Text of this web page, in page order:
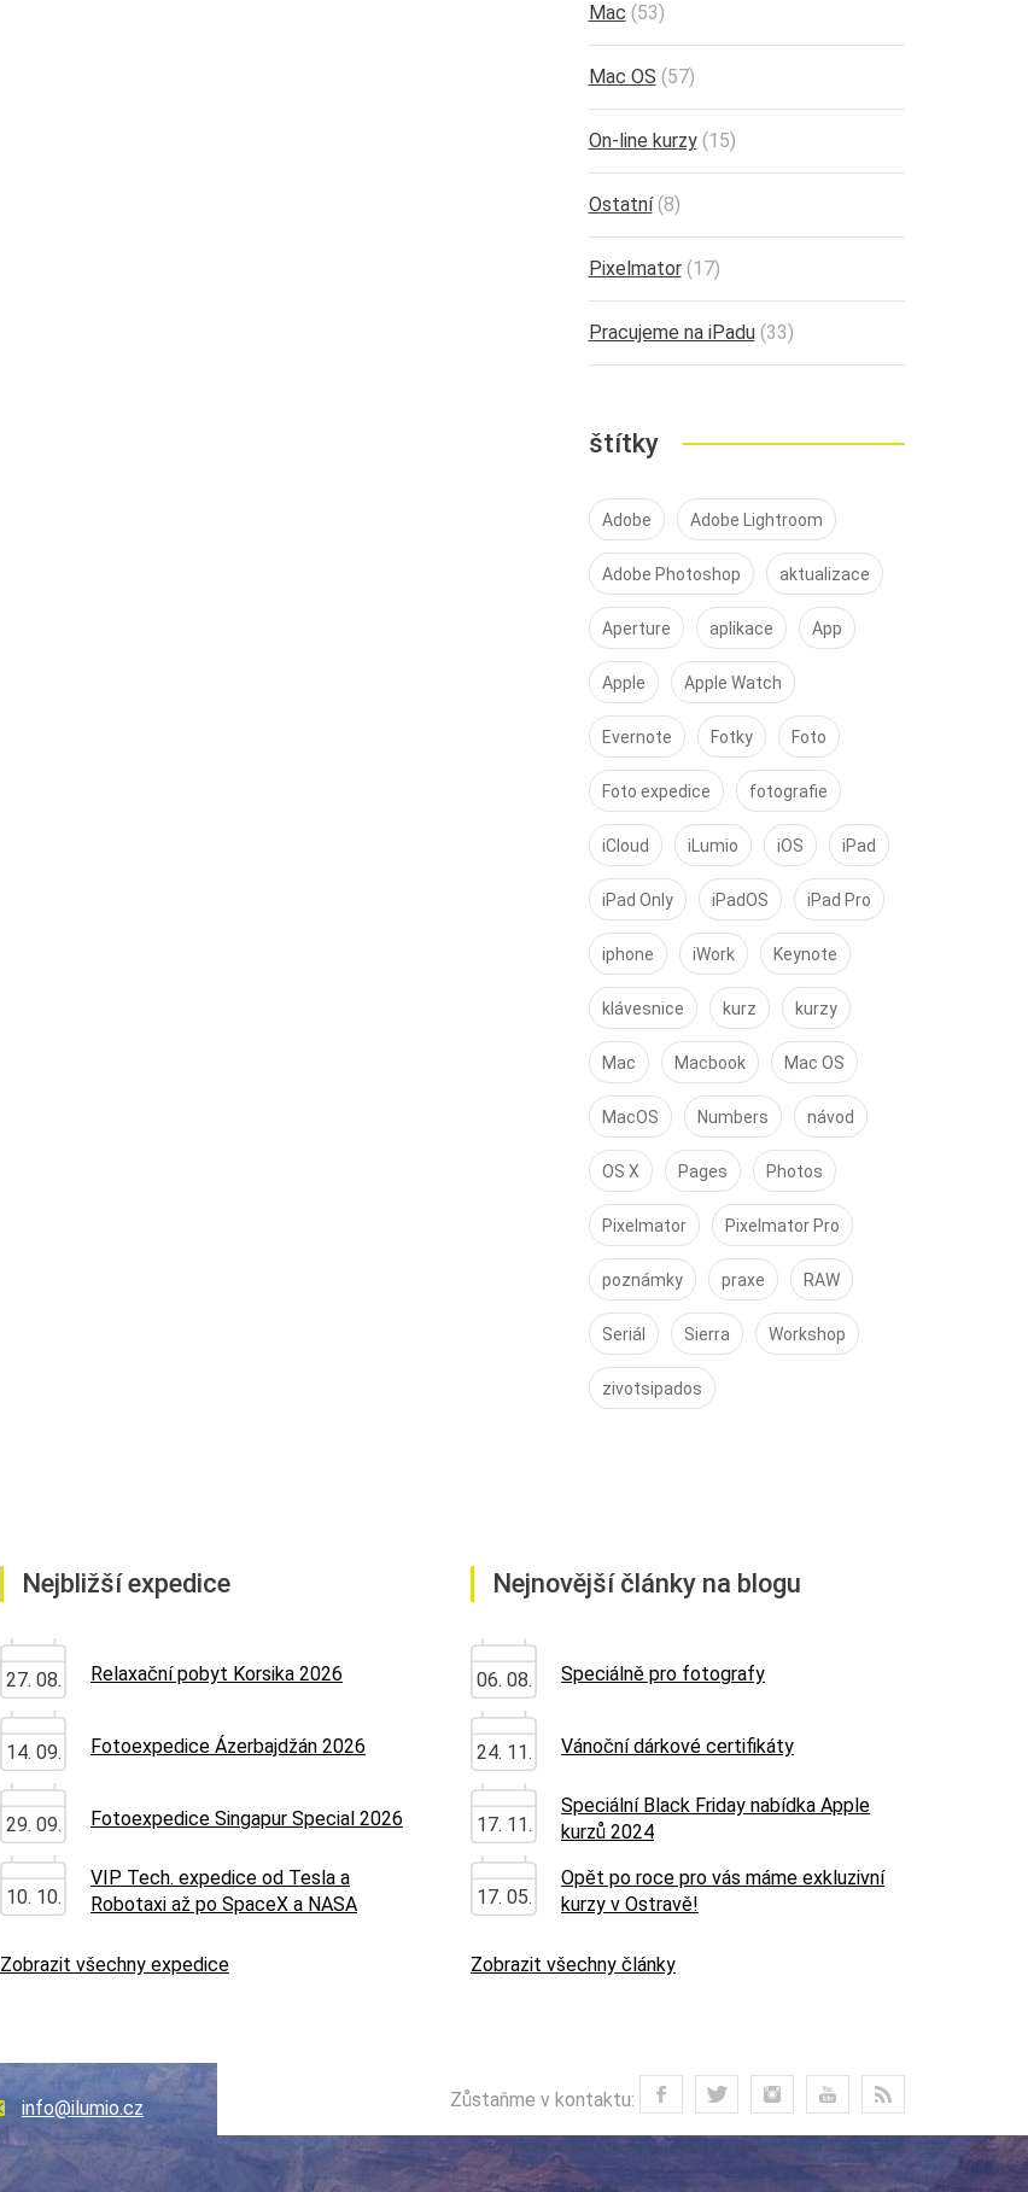
Mac (53)
Mac OS (57)
On-line kurzy(15)
Ostatní(8)
Pixelmator(17)
Pracujeme na iPadu(33)
štítky
Adobe Adobe Lightroom
Adobe Photoshop aktualizace
Aperture aplikace App
Apple Apple Watch
Evernote Fotky Foto
Foto expedice fotografie
iCloud iLumio iOS iPad
iPad Only iPadOS iPad Pro
iphone iWork Keynote
klávesnice kurz kurzy
Mac Macbook Mac OS
MacOS Numbers návod
OS X Pages Photos
Pixelmator Pixelmator Pro
poznámky praxe RAW
Seriál Sierra Workshop
zivotsipados
Nejbližší expedice
27. 08. Relaxační pobyt Korsika 2026
14. 09. Fotoexpedice Ázerbajdžán 2026
29. 09. Fotoexpedice Singapur Special 2026
10. 10.
VIP Tech. expedice od Tesla a
Robotaxi až po SpaceX a NASA
Zobrazit všechny expedice
Nejnovější články na blogu
06. 08. Speciálně pro fotografy
24. 11. Vánoční dárkové certifikáty
17. 11.
Speciální Black Friday nabídka Apple
kurzů 2024
17. 05.
Opět po roce pro vás máme exkluzivní
kurzy v Ostravě!
Zobrazit všechny články
info@ilumio.cz Zůstaňme v kontaktu: